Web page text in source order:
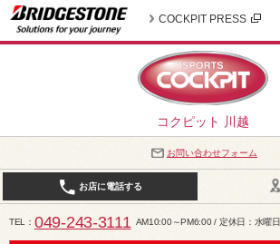
コクピット 川越
COCKPIT PRESS
お問い合わせフォーム
お店に電話する
TEL 049-243-3111 AM10:00～PM6:00 / 定休日：水曜日